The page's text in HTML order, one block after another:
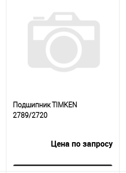
Купить в 1
сравнению
В избранное
Под заказ
Подшипник TIMKEN
2789/2720
Цена по запросу